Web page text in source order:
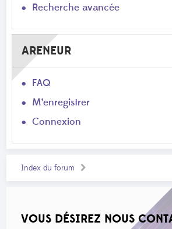
Recherche avancée
ARENEUR
FAQ
M’enregistrer
Connexion
Index du forum
VOUS DÉSIREZ NOUS